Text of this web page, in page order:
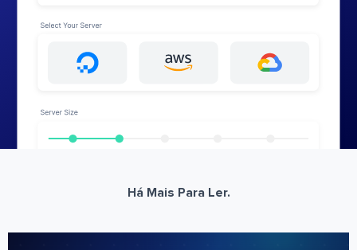
Há Mais Para Ler.